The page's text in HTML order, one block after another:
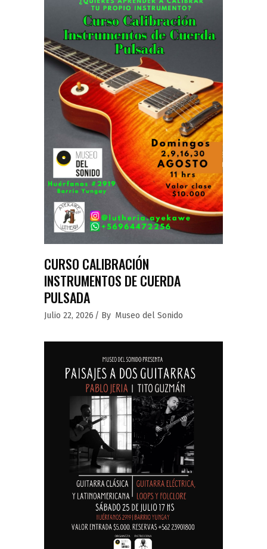
CURSO CALIBRACIÓN
INSTRUMENTOS DE CUERDA
PULSADA
Julio 22, 2026 By Museo del Sonido